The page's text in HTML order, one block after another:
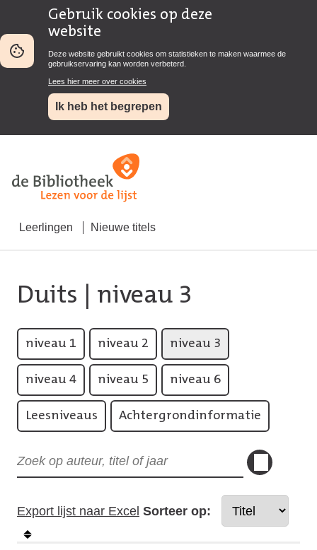
Gebruik cookies op deze
website
Deze website gebruikt cookies om statistieken te maken waarmee de
gebruikservaring kan worden verbeterd.
Lees hier meer over cookies
Ik heb het begrepen
Leerlingen Nieuwe titels
Duits | niveau 3
niveau 1 niveau 2 niveau 3
niveau 4 niveau 5 niveau 6
Leesniveaus Achtergrondinformatie
Export lijst naar Excel Sorteer op: